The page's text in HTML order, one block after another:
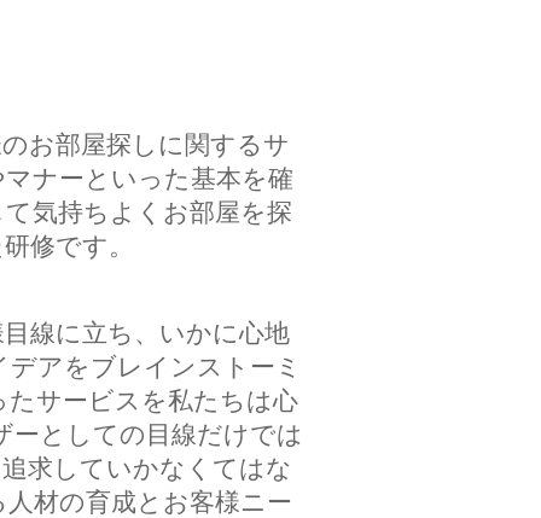
お部屋探しに関するサ
ナーといった基本を確
気持ちよくお部屋を探
修です。
線に立ち、いかに心地
アをブレインストーミ
サービスを私たちは心
としての目線だけでは
求していかなくてはな
材の育成とお客様ニー